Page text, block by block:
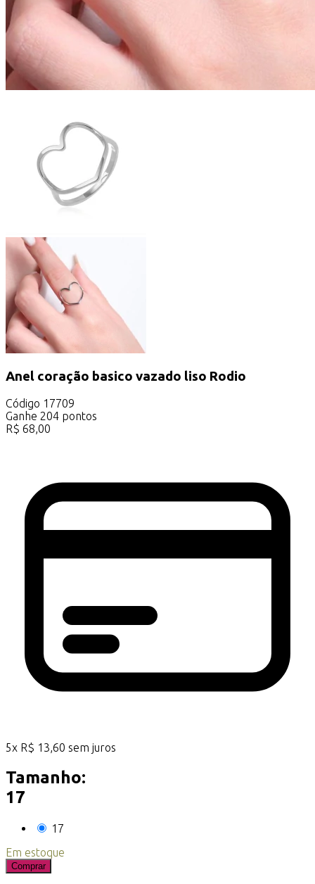
Anel coração basico vazado liso Rodio
Código 17709
Ganhe 204 pontos
R$ 68,00
5x R$ 13,60 sem juros
Tamanho:
17
17
Em estoque
Comprar